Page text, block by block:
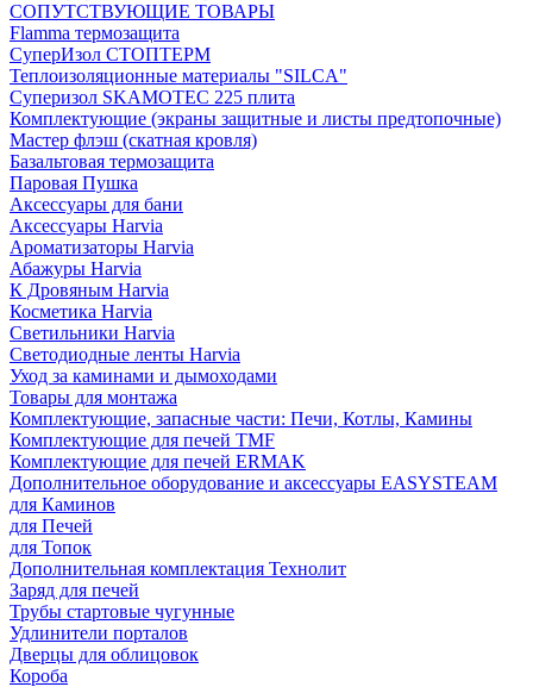
СОПУТСТВУЮЩИЕ ТОВАРЫ
Flamma термозащита
СуперИзол СТОПТЕРМ
Теплоизоляционные материалы "SILCA"
Суперизол SKAMOTEC 225 плита
Комплектующие (экраны защитные и листы предтопочные)
Мастер флэш (скатная кровля)
Базальтовая термозащита
Паровая Пушка
Аксессуары для бани
Аксессуары Harvia
Ароматизаторы Harvia
Абажуры Harvia
К Дровяным Harvia
Косметика Harvia
Светильники Harvia
Светодиодные ленты Harvia
Уход за каминами и дымоходами
Товары для монтажа
Комплектующие, запасные части: Печи, Котлы, Камины
Комплектующие для печей TMF
Комплектующие для печей ERMAK
Дополнительное оборудование и аксессуары EASYSTEAM
для Каминов
для Печей
для Топок
Дополнительная комплектация Технолит
Заряд для печей
Трубы стартовые чугунные
Удлинители порталов
Дверцы для облицовок
Короба